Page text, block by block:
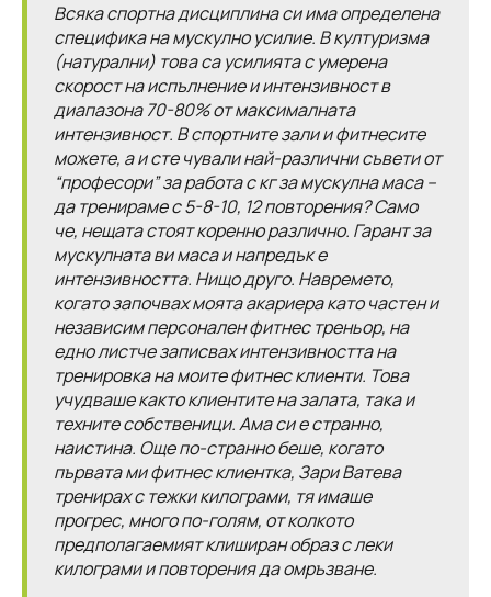
Всяка спортна дисциплина си има определена
специфика на мускулно усилие. В културизма
(натурални) това са усилията с умерена
скорост на испълнение и интензивност в
диапазона 70-80% от максималната
интензивност. В спортните зали и фитнесите
можете, а и сте чували най-различни съвети от
“професори” за работа с кг за мускулна маса –
да тренираме с 5-8-10, 12 повторения? Само
че, нещата стоят коренно различно. Гарант за
мускулната ви маса и напредък е
интензивността. Нищо друго. Навремето,
когато започвах моята акариера като частен и
независим персонален фитнес треньор, на
едно листче записвах интензивността на
тренировка на моите фитнес клиенти. Това
учудваше както клиентите на залата, така и
техните собственици. Ама си е странно,
наистина. Още по-странно беше, когато
първата ми фитнес клиентка, Зари Ватева
тренирах с тежки килограми, тя имаше
прогрес, много по-голям, от колкото
предполагаемият клиширан образ с леки
килограми и повторения да омръзване.